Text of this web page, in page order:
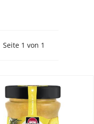
Vorherige Seite
Seite 1 von 1